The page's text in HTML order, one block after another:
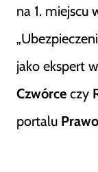
na 1. miejscu
jako ekspert w
Czwórce czy
portalu